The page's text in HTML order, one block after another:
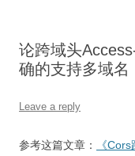
论跨域头
确的支持多域名
Leave a reply
参考这篇文章：
《